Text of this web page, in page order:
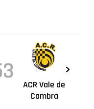
ACR Vale de
Cambra